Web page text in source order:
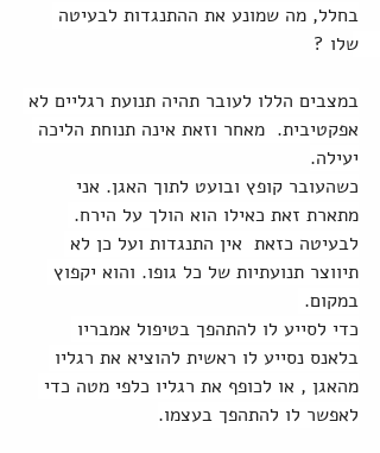
בחלל, מה שמונע את ההתנגדות לבעיטה
שלו ?
במצבים הללו לעובר תהיה תנועת רגליים לא
אפקטיבית.  מאחר וזאת אינה תנוחת הליכה
יעילה.
כשהעובר קופץ ובועט לתוך האגן. אני
מתארת זאת כאילו הוא הולך על הירח.
לבעיטה כזאת  אין התנגדות ועל כן לא
תיווצר תנועתיות של כל גופו. והוא יקפוץ
במקום.
כדי לסייע לו להתהפך בטיפול אמבריו
בלאנס נסייע לו ראשית להוציא את רגליו
מהאגן , או לכופף את רגליו כלפי מטה כדי
לאפשר לו להתהפך בעצמו.